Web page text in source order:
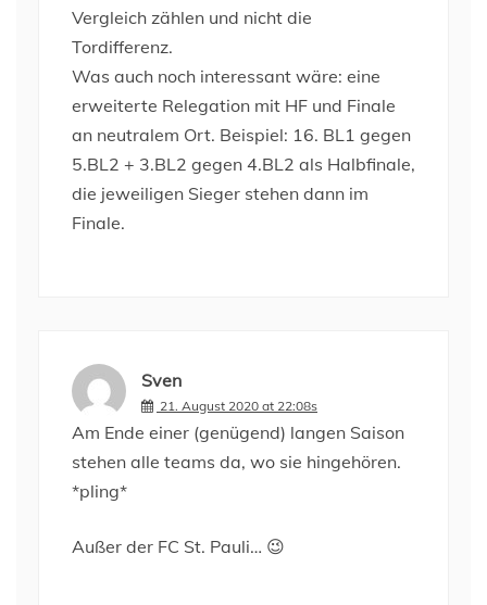
Vergleich zählen und nicht die
Tordifferenz.
Was auch noch interessant wäre: eine
erweiterte Relegation mit HF und Finale
an neutralem Ort. Beispiel: 16. BL1 gegen
5.BL2 + 3.BL2 gegen 4.BL2 als Halbfinale,
die jeweiligen Sieger stehen dann im
Finale.
Sven
21. August 2020 at 22:08s
Am Ende einer (genügend) langen Saison
stehen alle teams da, wo sie hingehören.
*pling*
Außer der FC St. Pauli… 😉